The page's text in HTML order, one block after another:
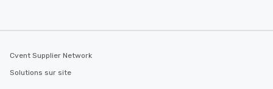
Cvent Supplier Network
Solutions sur site